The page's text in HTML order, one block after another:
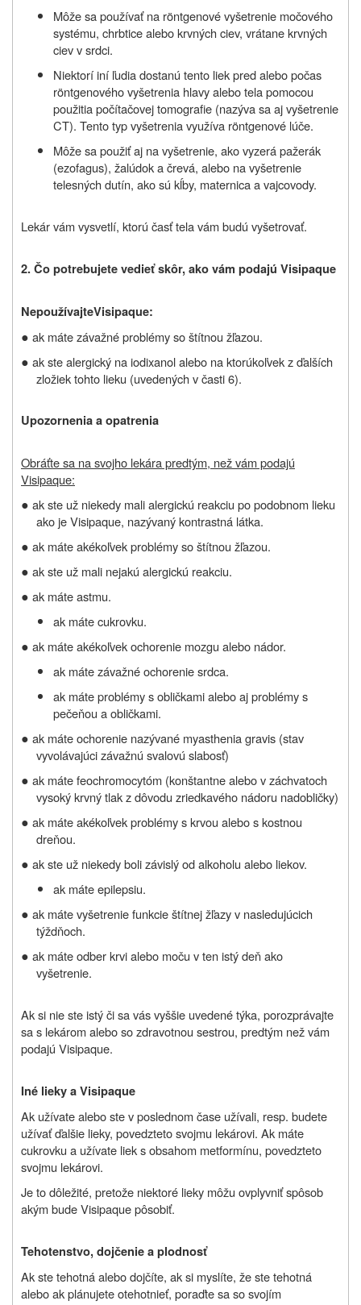
Môže sa používať na röntgenové vyšetrenie močového
systému, chrbtice alebo krvných ciev, vrátane krvných
ciev v srdci.
Niektorí iní ľudia dostanú tento liek pred alebo počas
röntgenového vyšetrenia hlavy alebo tela pomocou
použitia počítačovej tomografie (nazýva sa aj vyšetrenie
CT). Tento typ vyšetrenia využíva röntgenové lúče.
Môže sa použiť aj na vyšetrenie, ako vyzerá pažerák
(ezofagus), žalúdok a črevá, alebo na vyšetrenie
telesných dutín, ako sú kĺby, maternica a vajcovody.
Lekár vám vysvetlí, ktorú časť tela vám budú vyšetrovať.
2. Čo potrebujete vedieť skôr, ako vám podajú Visipaque
NepoužívajteVisipaque:
● ak máte závažné problémy so štítnou žľazou.
● ak ste alergický naiodixanolalebo na ktorúkoľvek z ďalších
zložiektohto lieku (uvedených v časti 6).
Upozornenia a opatrenia
Obráťte sa na svojho lekára predtým, než vám podajú
Visipaque:
● ak ste už niekedy mali alergickú reakciu po podobnom lieku
ako je Visipaque, nazývaný kontrastná látka.
● ak máte akékoľvek problémy so štítnou žľazou.
● ak ste už mali nejakú alergickú reakciu.
● ak máte astmu.
ak máte cukrovku.
● ak máte akékoľvek ochorenie mozgu alebo nádor.
ak máte závažné ochorenie srdca.
ak máte problémy s obličkami alebo aj problémy s
pečeňou a obličkami.
● ak máte ochorenie nazývané myasthenia gravis (stav
vyvolávajúci závažnú svalovú slabosť)
● ak máte feochromocytóm (konštantne alebo v záchvatoch
vysoký krvný tlak z dôvodu zriedkavého nádoru nadobličky)
● ak máte akékoľvek problémy s krvou alebo s kostnou
dreňou.
● ak ste už niekedy boli závislý od alkoholu alebo liekov.
ak máte epilepsiu.
● ak máte vyšetrenie funkcie štítnej žľazy v nasledujúcich
týždňoch.
● ak máte odber krvi alebo moču v ten istý deň ako
vyšetrenie.
Ak si nie ste istý či sa vás vyššie uvedené týka, porozprávajte
sa s lekárom alebo so zdravotnou sestrou, predtým než vám
podajú Visipaque.
Iné lieky aVisipaque
Ak užívatealebo ste v poslednom čase užívali, resp. budete
užívať ďalšie lieky, povedzteto svojmu lekárovi. Ak máte
cukrovku a užívate liek s obsahom metformínu, povedzteto
svojmu lekárovi.
Je to dôležité, pretože niektoré lieky môžu ovplyvniť spôsob
akým bude Visipaque pôsobiť.
Tehotenstvo,dojčeniea plodnosť
Ak ste tehotná alebo dojčíte, ak si myslíte, že ste tehotná
alebo ak plánujete otehotnieť, poraďte sa so svojím